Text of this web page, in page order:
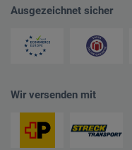
Ausgezeichnet sicher
Wir versenden mit